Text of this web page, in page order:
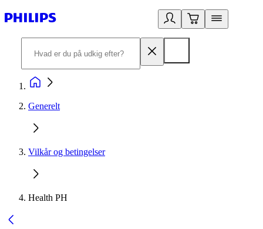
Generelt
Vilkår og betingelser
Health PH